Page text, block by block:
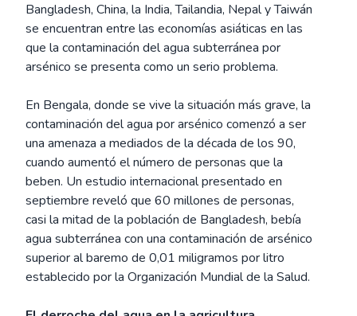
Bangladesh, China, la India, Tailandia, Nepal y Taiwán
se encuentran entre las economías asiáticas en las
que la contaminación del agua subterránea por
arsénico se presenta como un serio problema.
En Bengala, donde se vive la situación más grave, la
contaminación del agua por arsénico comenzó a ser
una amenaza a mediados de la década de los 90,
cuando aumentó el número de personas que la
beben. Un estudio internacional presentado en
septiembre reveló que 60 millones de personas,
casi la mitad de la población de Bangladesh, bebía
agua subterránea con una contaminación de arsénico
superior al baremo de 0,01 miligramos por litro
establecido por la Organización Mundial de la Salud.